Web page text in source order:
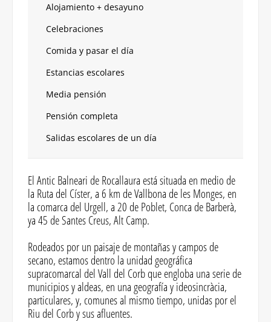
Alojamiento + desayuno
Celebraciones
Comida y pasar el día
Estancias escolares
Media pensión
Pensión completa
Salidas escolares de un día
El Antic Balneari de Rocallaura está situada en medio de
la Ruta del Císter, a 6 km de Vallbona de les Monges, en
la comarca del Urgell, a 20 de Poblet, Conca de Barberà,
ya 45 de Santes Creus, Alt Camp.
Rodeados por un paisaje de montañas y campos de
secano, estamos dentro la unidad geográfica
supracomarcal del Vall del Corb que engloba una serie de
municipios y aldeas, en una geografía y ideosincràcia,
particulares, y, comunes al mismo tiempo, unidas por el
Riu del Corb y sus afluentes.